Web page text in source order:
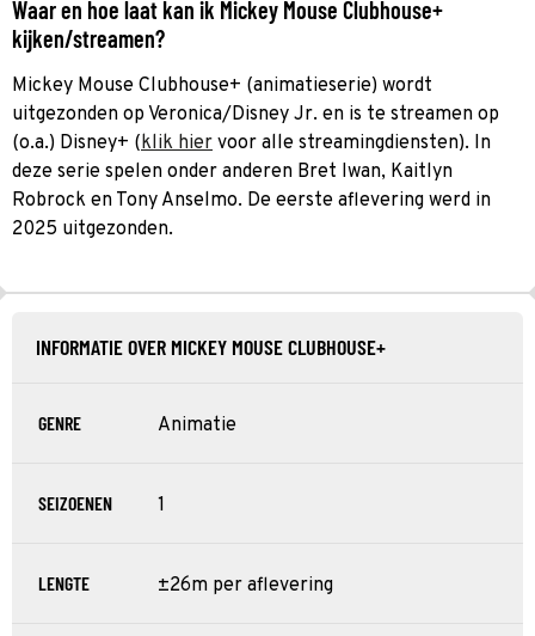
Waar en hoe laat kan ik Mickey Mouse Clubhouse+
kijken/streamen?
Mickey Mouse Clubhouse+ (animatieserie) wordt
uitgezonden op Veronica/Disney Jr. en is te streamen op
(o.a.) Disney+ (klik hier voor alle streamingdiensten). In
deze serie spelen onder anderen Bret Iwan, Kaitlyn
Robrock en Tony Anselmo. De eerste aflevering werd in
2025 uitgezonden.
INFORMATIE OVER MICKEY MOUSE CLUBHOUSE+
GENRE Animatie
SEIZOENEN 1
LENGTE ±26m per aflevering